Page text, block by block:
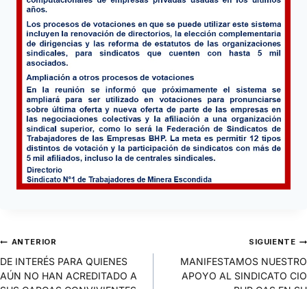
ANTERIOR
DE INTERÉS PARA QUIENES
AÚN NO HAN ACREDITADO A
SIGUIENTE
MANIFESTAMOS NUESTRO
APOYO AL SINDICATO CIO